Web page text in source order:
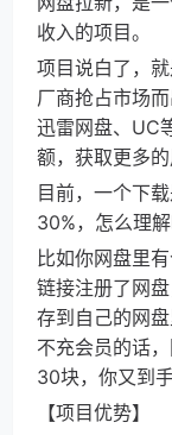
收入的项目。
项目说白了，
厂商抢占市场
迅雷网盘、UC
额，获取更多
目前，一个下
30%，怎么理解
比如你网盘里
链接注册了网
存到自己的网
不充会员的话
30块，你又到手
【项目优势】